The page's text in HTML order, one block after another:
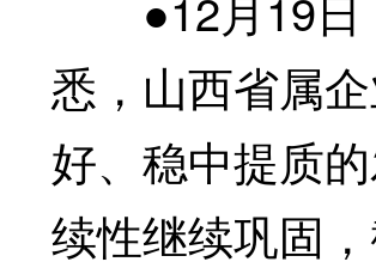
悉，山西省属
好、稳中提质
续性继续巩固